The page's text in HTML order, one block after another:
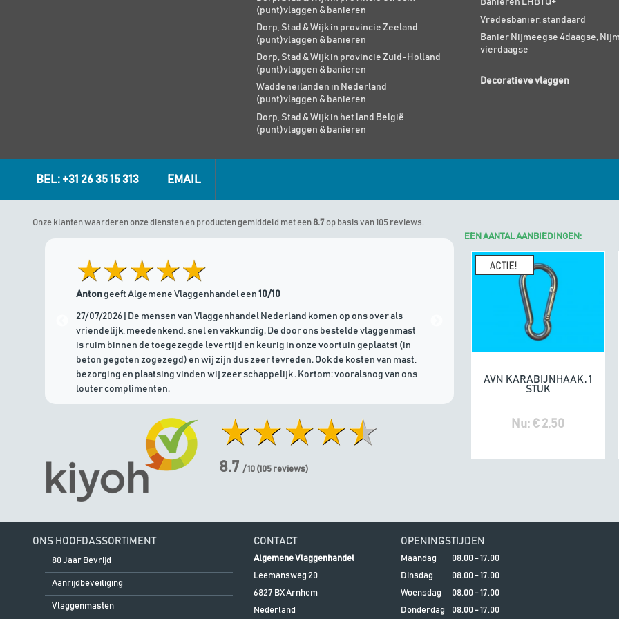
(punt)vlaggen & banieren
Dorp, Stad & Wijk in provincie Zeeland
(punt)vlaggen & banieren
Dorp, Stad & Wijk in provincie Zuid-Holland
(punt)vlaggen & banieren
Waddeneilanden in Nederland
(punt)vlaggen & banieren
Dorp, Stad & Wijk in het land België
(punt)vlaggen & banieren
Banieren LHBTQ+
Vredesbanier, standaard
Banier Nijmeegse 4daagse,
vierdaagse
Decoratieve vlaggen
BEL: +31 26 35 15 313 EMAIL
Onze klanten waarderen onze diensten en producten gemiddeld met een 8.7 op basis van 105 reviews.
Antongeeft Algemene Vlaggenhandel een 10/10
27/07/2026 | De mensen van Vlaggenhandel Nederland komen op ons over als
vriendelijk, meedenkend, snel en vakkundig. De door ons bestelde vlaggenmast
is ruim binnen de toegezegde levertijd en keurig in onze voortuin geplaatst (in
beton gegoten zogezegd) en wij zijn dus zeer tevreden. Ook de kosten van mast,
bezorging en plaatsing vinden wij zeer schappelijk . Kortom: vooralsnog van ons
louter complimenten.
Marinusgeeft Algemene
21/07/2026 | Goede
8.7/ 10 (105 reviews)
EEN AANTAL AANBIEDINGEN:
In winkelwagen
AVN KARABIJNHAAK, 1
STUK
Nu: € 2,50
ONS HOOFDASSORTIMENT
80 Jaar Bevrijd
Aanrijdbeveiliging
Vlaggenmasten
CONTACT
Algemene Vlaggenhandel
Leemansweg 20
6827 BXArnhem
Nederland
OPENINGSTIJDEN
Maandag
08.00 - 17.00
Dinsdag
08.00 - 17.00
Woensdag
08.00 - 17.00
Donderdag
08.00 - 17.00